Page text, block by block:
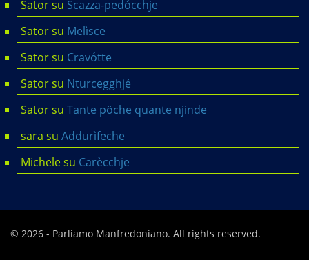
Satorsu Scazza-pedócchje
Satorsu Melìsce
Satorsu Cravótte
Satorsu Nturcegghjé
Satorsu Tante pöche quante njinde
sara su Addurìfeche
Michelesu Carècchje
© 2026 - Parliamo Manfredoniano. All rights reserved.